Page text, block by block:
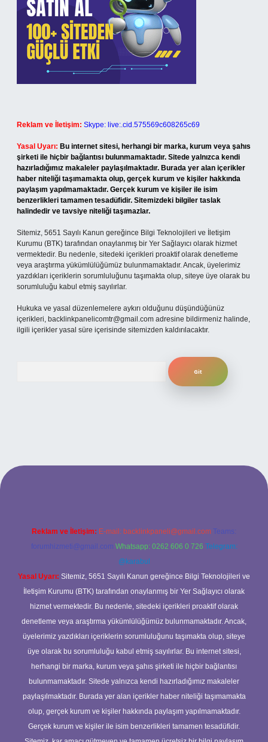
Reklam ve İletişim: Skype: live:.cid.575569c608265c69
Yasal Uyarı: Bu internet sitesi, herhangi bir marka, kurum veya şahıs
şirketi ile hiçbir bağlantısı bulunmamaktadır. Sitede yalnızca kendi
hazırladığımız makaleler paylaşılmaktadır. Burada yer alan içerikler
haber niteliği taşımamakta olup, gerçek kurum ve kişiler hakkında
paylaşım yapılmamaktadır. Gerçek kurum ve kişiler ile isim
benzerlikleri tamamen tesadüfidir. Sitemizdeki bilgiler taslak
halindedir ve tavsiye niteliği taşımazlar.
Sitemiz, 5651 Sayılı Kanun gereğince Bilgi Teknolojileri ve İletişim
Kurumu (BTK) tarafından onaylanmış bir Yer Sağlayıcı olarak hizmet
vermektedir. Bu nedenle, sitedeki içerikleri proaktif olarak denetleme
veya araştırma yükümlülüğümüz bulunmamaktadır. Ancak, üyelerimiz
yazdıkları içeriklerin sorumluluğunu taşımakta olup, siteye üye olarak bu
sorumluluğu kabul etmiş sayılırlar.
Hukuka ve yasal düzenlemelere aykırı olduğunu düşündüğünüz
içerikleri, backlinkpanelicomtr@gmail.com adresine bildirmeniz halinde,
ilgili içerikler yasal süre içerisinde sitemizden kaldırılacaktır.
mobil giriş
Reklam ve İletişim: E-mail: backlinkpaneli@gmail.com Teams:
forumhizmeti@gmail.com Whatsapp: 0262 606 0 726 Telegram:
@karabul
Yasal Uyarı: Sitemiz, 5651 Sayılı Kanun gereğince Bilgi Teknolojileri ve
İletişim Kurumu (BTK) tarafından onaylanmış bir Yer Sağlayıcı olarak
hizmet vermektedir. Bu nedenle, sitedeki içerikleri proaktif olarak
denetleme veya araştırma yükümlülüğümüz bulunmamaktadır. Ancak,
üyelerimiz yazdıkları içeriklerin sorumluluğunu taşımakta olup, siteye
üye olarak bu sorumluluğu kabul etmiş sayılırlar. Bu internet sitesi,
herhangi bir marka, kurum veya şahıs şirketi ile hiçbir bağlantısı
bulunmamaktadır. Sitede yalnızca kendi hazırladığımız makaleler
paylaşılmaktadır. Burada yer alan içerikler haber niteliği taşımamakta
olup, gerçek kurum ve kişiler hakkında paylaşım yapılmamaktadır.
Gerçek kurum ve kişiler ile isim benzerlikleri tamamen tesadüfidir.